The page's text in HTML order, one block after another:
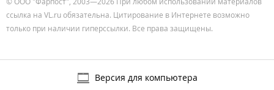
ссылка на VL.ru обязательна. Цитирование в Интернете возможно
только при наличии гиперссылки. Все права защищены.
Версия для компьютера